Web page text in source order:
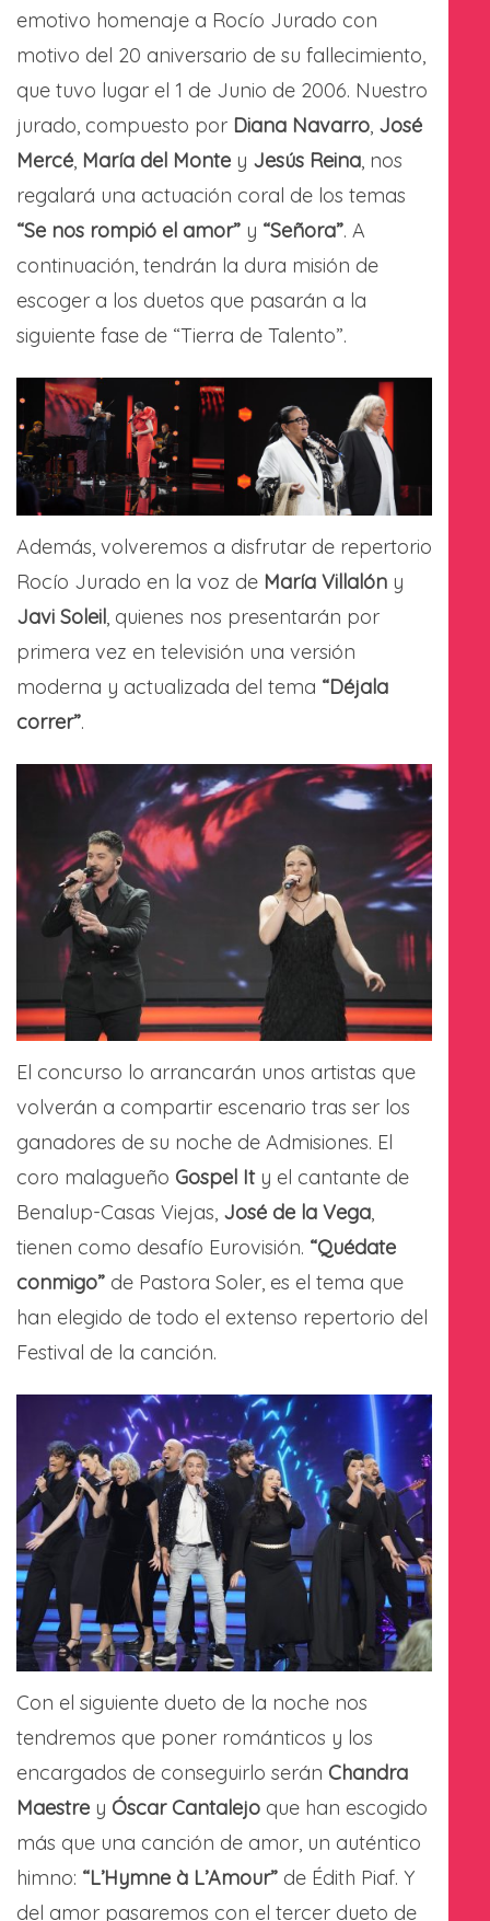
emotivo homenaje a Rocío Jurado con
motivo del 20 aniversario de su fallecimiento,
que tuvo lugar el 1 de Junio de 2006. Nuestro
jurado, compuesto por Diana Navarro, José
Mercé, María del Monte y Jesús Reina, nos
regalará una actuación coral de los temas
“Se nos rompió el amor” y “Señora”. A
continuación, tendrán la dura misión de
escoger a los duetos que pasarán a la
siguiente fase de “Tierra de Talento”.
Además, volveremos a disfrutar de repertorio
Rocío Jurado en la voz de María Villalón y
Javi Soleil, quienes nos presentarán por
primera vez en televisión una versión
moderna y actualizada del tema “Déjala
correr”.
El concurso lo arrancarán unos artistas que
volverán a compartir escenario tras ser los
ganadores de su noche de Admisiones. El
coro malagueño Gospel Ity el cantante de
Benalup-Casas Viejas, José de la Vega,
tienen como desafío Eurovisión. “Quédate
conmigo” de Pastora Soler, es el tema que
han elegido de todo el extenso repertorio del
Festival de la canción.
Con el siguiente dueto de la noche nos
tendremos que poner románticos y los
encargados de conseguirlo serán Chandra
Maestre y Óscar Cantalejo que han escogido
más que una canción de amor, un auténtico
himno: “L’Hymne à L’Amour” de Édith Piaf. Y
del amor pasaremos con el tercer dueto de